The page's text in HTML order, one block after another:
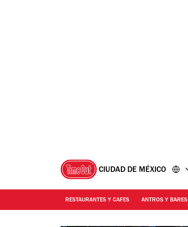
CIUDAD DE MÉXICO
RESTAURANTES Y CAFES ANTROS Y BARES